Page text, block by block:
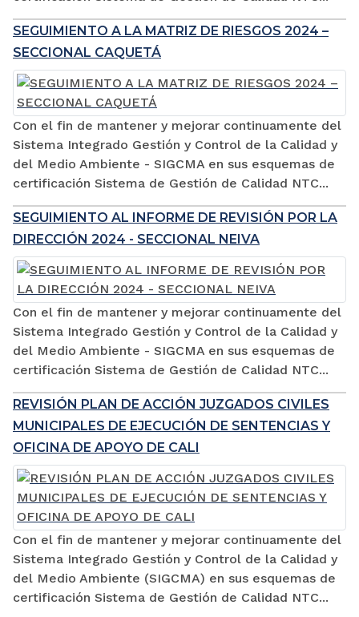
SEGUIMIENTO A LA MATRIZ DE RIESGOS 2024 –
SECCIONAL CAQUETÁ
Con el fin de mantener y mejorar continuamente del
Sistema Integrado Gestión y Control de la Calidad y
del Medio Ambiente - SIGCMA en sus esquemas de
certificación Sistema de Gestión de Calidad NTC...
SEGUIMIENTO AL INFORME DE REVISIÓN POR LA
DIRECCIÓN 2024 - SECCIONAL NEIVA
Con el fin de mantener y mejorar continuamente del
Sistema Integrado Gestión y Control de la Calidad y
del Medio Ambiente - SIGCMA en sus esquemas de
certificación Sistema de Gestión de Calidad NTC...
REVISIÓN PLAN DE ACCIÓN JUZGADOS CIVILES
MUNICIPALES DE EJECUCIÓN DE SENTENCIAS Y
OFICINA DE APOYO DE CALI
Con el fin de mantener y mejorar continuamente del
Sistema Integrado Gestión y Control de la Calidad y
del Medio Ambiente (SIGCMA) en sus esquemas de
certificación Sistema de Gestión de Calidad NTC...